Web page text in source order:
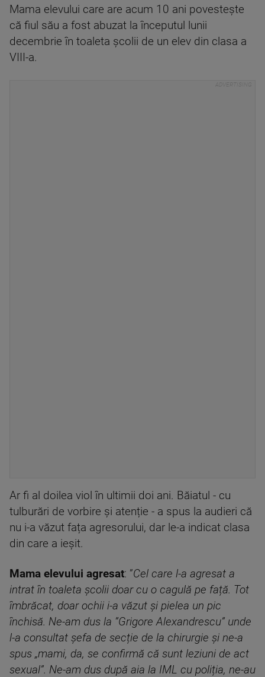
Mama elevului care are acum 10 ani povestește
că fiul său a fost abuzat la începutul lunii
decembrie în toaleta școlii de un elev din clasa a
VIII-a.
Ar fi al doilea viol în ultimii doi ani. Băiatul - cu
tulburări de vorbire și atenție - a spus la audieri că
nu i-a văzut fața agresorului, dar le-a indicat clasa
din care a ieșit.
Mama elevului agresat: ”Cel care l-a agresat a
intrat în toaleta școlii doar cu o cagulă pe față. Tot
îmbrăcat, doar ochii i-a văzut și pielea un pic
închisă. Ne-am dus la ”Grigore Alexandrescu” unde
l-a consultat șefa de secție de la chirurgie și ne-a
spus „mami, da, se confirmă că sunt leziuni de act
sexual”. Ne-am dus după aia la IML cu poliția, ne-au